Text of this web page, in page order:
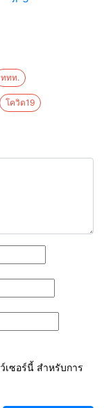
ททท.
โควิด19
เซอร์นี้ สำหรับการ